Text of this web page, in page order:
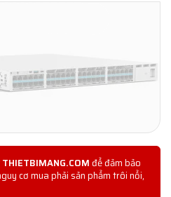
THIETBIMANG.COMđể đảm bảo
cơ mua phải sản phẩm trôi nổi,